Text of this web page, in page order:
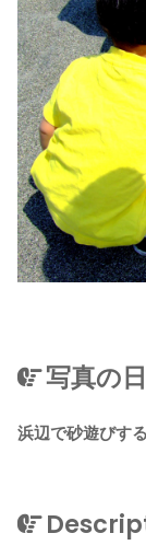
写真の
浜辺で砂遊びす